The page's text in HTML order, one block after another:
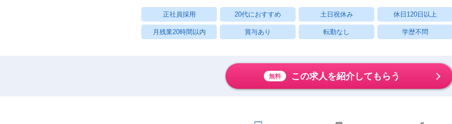
正社員採用 20代におすすめ 土日祝休み 休日120日以上
月残業20時間以内 賞与あり 転勤なし 学歴不問
無料 この求人を紹介してもらう